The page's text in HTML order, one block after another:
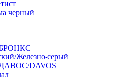
черный
БРОНКС
Железно-серый
ДАВОС/DAVOS